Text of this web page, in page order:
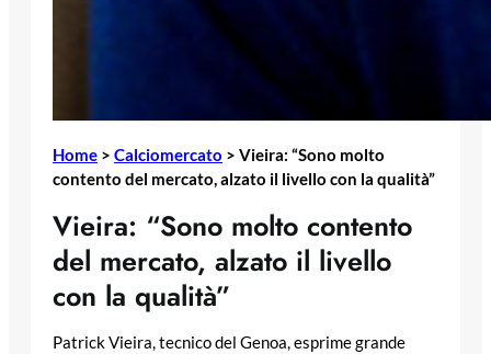
Home > Calciomercato > Vieira: “Sono molto
contento del mercato, alzato il livello con la qualità”
Vieira: “Sono molto contento
del mercato, alzato il livello
con la qualità”
Patrick Vieira, tecnico del Genoa, esprime grande